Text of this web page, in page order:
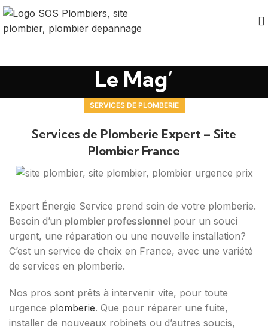
Le Mag’
SERVICES DE PLOMBERIE
Services de Plomberie Expert – Site
Plombier France
Expert Énergie Service prend soin de votre plomberie.
Besoin d’un plombier professionnel pour un souci
urgent, une réparation ou une nouvelle installation?
C’est un service de choix en France, avec une variété
de services en plomberie.
Nos pros sont prêts à intervenir vite, pour toute
urgence plomberie. Que pour réparer une fuite,
installer de nouveaux robinets ou d’autres soucis,